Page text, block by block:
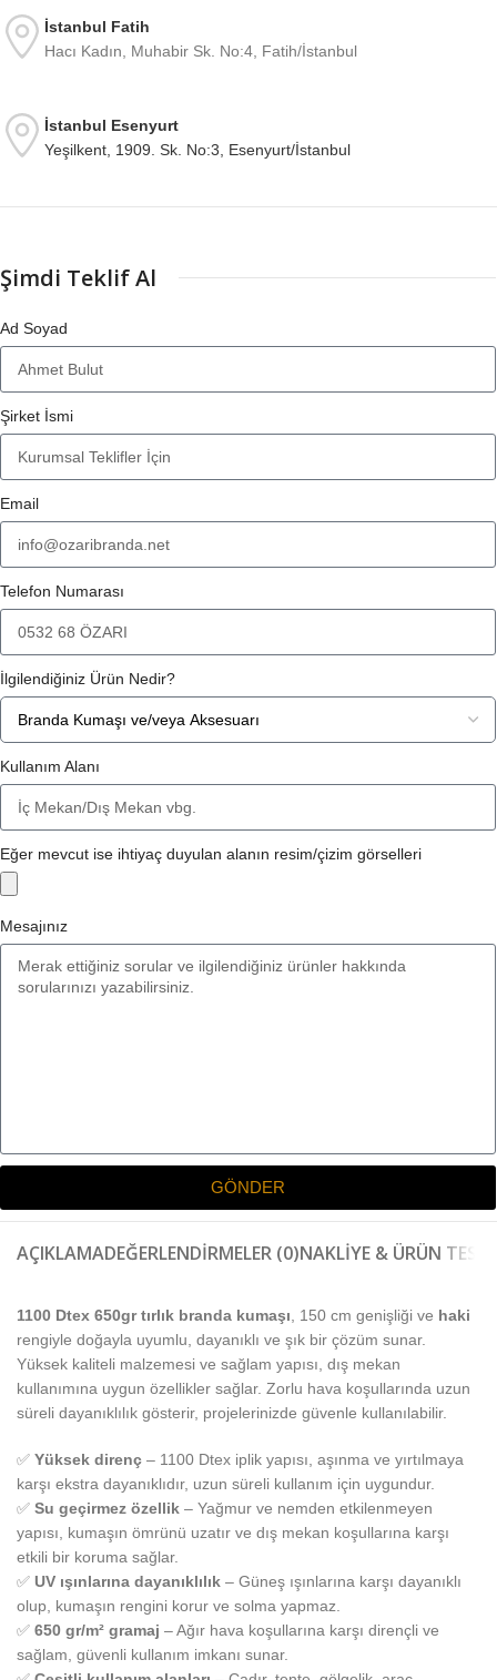
İstanbul Fatih
Hacı Kadın, Muhabir Sk. No:4, Fatih/İstanbul
İstanbul Esenyurt
Yeşilkent, 1909. Sk. No:3, Esenyurt/İstanbul
Şimdi Teklif Al
Ad Soyad
Şirket İsmi
Email
Telefon Numarası
İlgilendiğiniz Ürün Nedir?
Kullanım Alanı
Eğer mevcut ise ihtiyaç duyulan alanın resim/çizim görselleri
Mesajınız
GÖNDER
AÇIKLAMADEĞERLENDIRMELER (0)NAKLIYE & ÜRÜN
1100 Dtex 650gr tırlık branda kumaşı , 150 cm genişliği ve haki
rengiyle doğayla uyumlu, dayanıklı ve şık bir çözüm sunar.
Yüksek kaliteli malzemesi ve sağlam yapısı, dış mekan
kullanımına uygun özellikler sağlar. Zorlu hava koşullarında uzun
süreli dayanıklılık gösterir, projelerinizde güvenle kullanılabilir.
✅ Yüksek direnç – 1100 Dtex iplik yapısı, aşınma ve yırtılmaya
karşı ekstra dayanıklıdır, uzun süreli kullanım için uygundur.
✅ Su geçirmez özellik – Yağmur ve nemden etkilenmeyen
yapısı, kumaşın ömrünü uzatır ve dış mekan koşullarına karşı
etkili bir koruma sağlar.
✅ UV ışınlarına dayanıklılık – Güneş ışınlarına karşı dayanıklı
olup, kumaşın rengini korur ve solma yapmaz.
✅ 650 gr/m² gramaj – Ağır hava koşullarına karşı dirençli ve
sağlam, güvenli kullanım imkanı sunar.